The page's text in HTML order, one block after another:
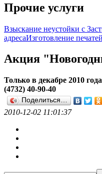
Прочие услуги
Взыскание неустойки с
адресаИзготовление
Акция
Только в декабре 2010
(4732) 40-90-40
Поделиться…
2010-12-02 11:01:37